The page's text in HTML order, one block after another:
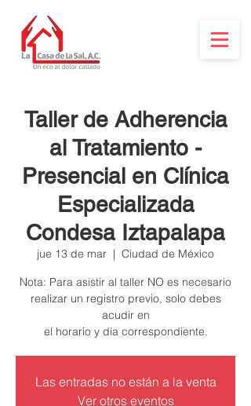
Taller de Adherencia
al Tratamiento -
Presencial en Clínica
Especializada
Condesa Iztapalapa
jue 13 de mar
  |
Ciudad de México
Nota: Para asistir al taller NO es necesario
realizar un registro previo, solo debes
acudir en
el horario y día correspondiente.
Las entradas no están a la venta
Ver otros eventos